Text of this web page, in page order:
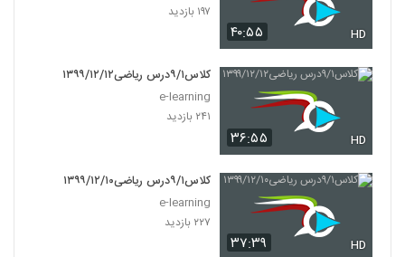
۴۰:۵۵ HD
۱۹۷ بازدید
۳۶:۵۵ HD
کلاس۹/۱درس ریاضی۱۳۹۹/۱۲/۱۲
e-learning
۲۴۱ بازدید
۳۷:۳۹ HD
کلاس۹/۱درس ریاضی۱۳۹۹/۱۲/۱۰
e-learning
۲۲۷ بازدید